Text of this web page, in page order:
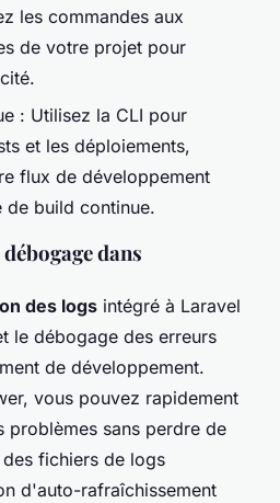
les commandes aux
de votre projet pour
: Utilisez la CLI pour
et les déploiements,
flux de développement
de build continue.
dans
des logs intégré à Laravel
le débogage des erreurs
de développement.
vous pouvez rapidement
problèmes sans perdre de
fichiers de logs
d'auto-rafraîchissement